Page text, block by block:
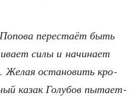
пере­ста­ёт быть
силы и начи­на­ет
Желая оста­но­вить кро­
казак Голу­бов пыта­ет­